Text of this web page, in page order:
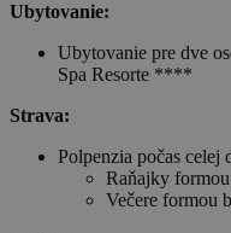
Ubytovanie:
Ubytovanie pre dve
Spa Resorte ****
Strava:
Polpenzia počas celej
Raňajky
Večere formou